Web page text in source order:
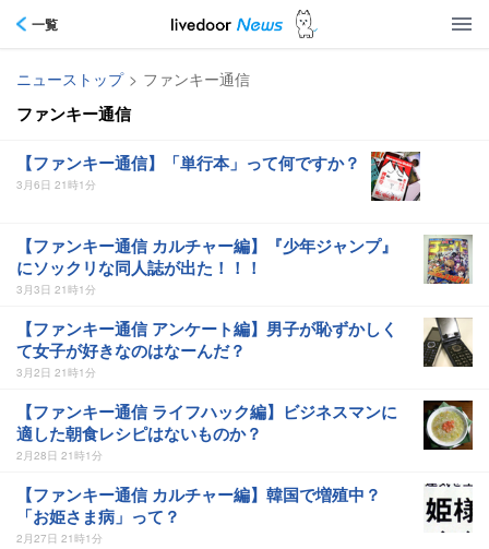
一覧
ニューストップ > ファンキー通信
ファンキー通信
【ファンキー通信】「単行本」って何ですか？
3月6日 21時1分
【ファンキー通信 カルチャー編】『少年ジャンプ』
にソックリな同人誌が出た！！！
3月3日 21時1分
【ファンキー通信 アンケート編】男子が恥ずかしく
て女子が好きなのはなーんだ？
3月2日 21時1分
【ファンキー通信 ライフハック編】ビジネスマンに
適した朝食レシピはないものか？
2月28日 21時1分
【ファンキー通信 カルチャー編】韓国で増殖中？
「お姫さま病」って？
2月27日 21時1分